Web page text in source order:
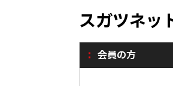
スガツネッ
会員の方